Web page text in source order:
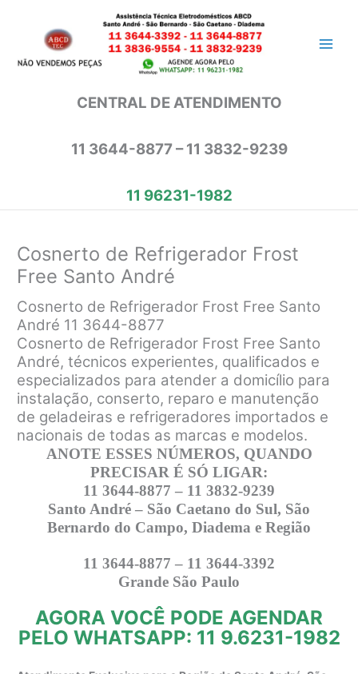
conteúdo
CENTRAL DE ATENDIMENTO
11 3644-8877 – 11 3832-9239
11 96231-1982
Cosnerto de Refrigerador Frost
Free Santo André
Cosnerto de Refrigerador Frost Free Santo
André 11 3644-8877
Cosnerto de Refrigerador Frost Free Santo
André, técnicos experientes, qualificados e
especializados para atender a domicílio para
instalação, conserto, reparo e manutenção
de geladeiras e refrigeradores importados e
nacionais de todas as marcas e modelos.
ANOTE ESSES NÚMEROS, QUANDO
PRECISAR É SÓ LIGAR:
11 3644-8877 – 11 3832-9239
Santo André – São Caetano do Sul, São
Bernardo do Campo, Diadema e Região
11 3644-8877 – 11 3644-3392
Grande São Paulo
AGORA VOCÊ PODE AGENDAR
PELO WHATSAPP: 11 9.6231-1982